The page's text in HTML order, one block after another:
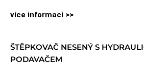
více informací >>
ŠTĚPKOVAČ NESENÝ S
PODAVAČEM